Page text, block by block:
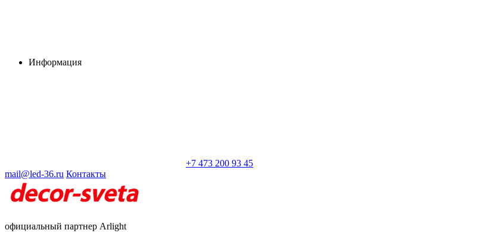
Информация
+7 473 200 93 45
mail@led-36.ru Контакты
официальный партнер Arlight